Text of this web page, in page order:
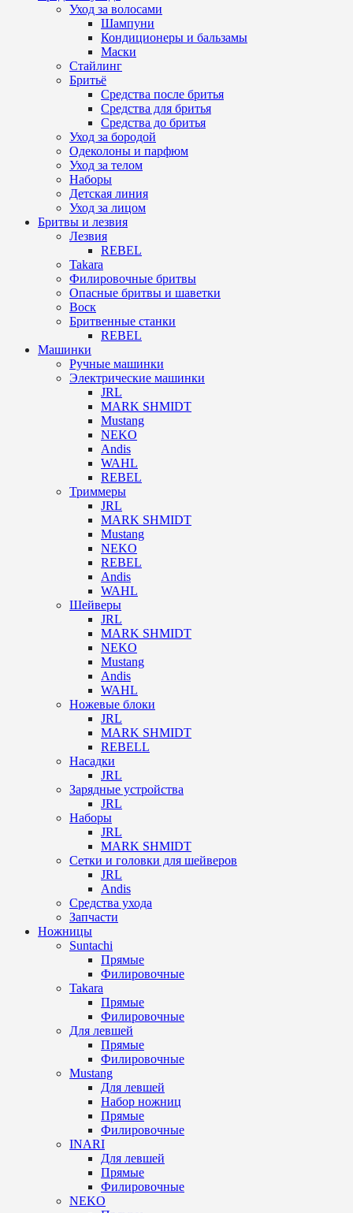
Уход за волосами
Шампуни
Кондиционеры и бальзамы
Маски
Стайлинг
Бритьё
Средства после бритья
Средства для бритья
Средства до бритья
Уход за бородой
Одеколоны и парфюм
Уход за телом
Наборы
Детская линия
Уход за лицом
Бритвы и лезвия
Лезвия
REBEL
Takara
Филировочные бритвы
Опасные бритвы и шаветки
Воск
Бритвенные станки
REBEL
Машинки
Ручные машинки
Электрические машинки
JRL
MARK SHMIDT
Mustang
NEKO
Andis
WAHL
REBEL
Триммеры
JRL
MARK SHMIDT
Mustang
NEKO
REBEL
Andis
WAHL
Шейверы
JRL
MARK SHMIDT
NEKO
Mustang
Andis
WAHL
Ножевые блоки
JRL
MARK SHMIDT
REBELL
Насадки
JRL
Зарядные устройства
JRL
Наборы
JRL
MARK SHMIDT
Сетки и головки для шейверов
JRL
Andis
Средства ухода
Запчасти
Ножницы
Suntachi
Прямые
Филировочные
Takara
Прямые
Филировочные
Для левшей
Прямые
Филировочные
Mustang
Для левшей
Набор ножниц
Прямые
Филировочные
INARI
Для левшей
Прямые
Филировочные
NEKO